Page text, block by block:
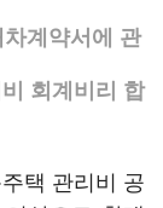
계약서에 관
회계비리 합
택 관리비 공